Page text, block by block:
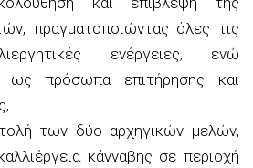
πραγματοποιώντας όλες τις
ενέργειες, ενώ
ως πρόσωπα επιτήρησης και
των δύο αρχηγικών μελών,
κάνναβης σε περιοχή